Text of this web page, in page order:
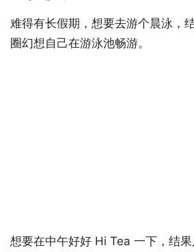
难得有长假期，想要去游个晨泳，
圈幻想自己在游泳池畅游。
想要在中午好好 Hi Tea 一下，结